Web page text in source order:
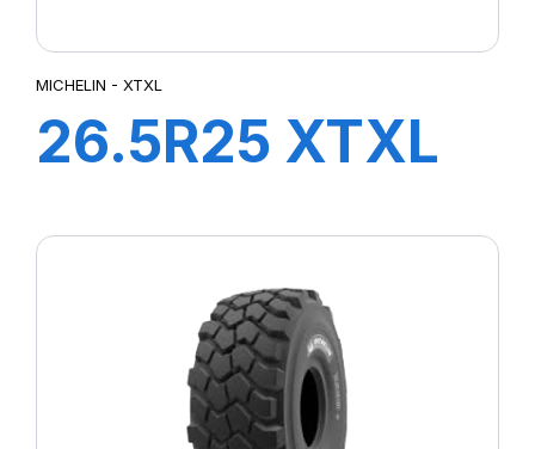
MICHELIN - XTXL
26.5R25 XTXL